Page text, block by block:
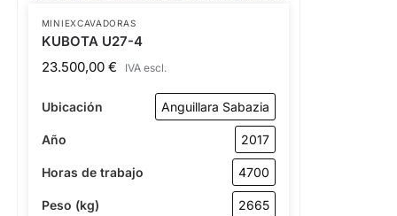
MINIEXCAVADORAS
KUBOTA U27-4
23.500,00 € IVA escl.
Ubicación Anguillara Sabazia
Año 2017
Horas de trabajo 4700
Peso (kg) 2665